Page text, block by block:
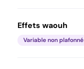
Effets waouh
Variable non plafonné